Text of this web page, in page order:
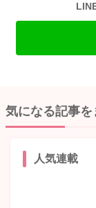
気になる記事を
人気連載